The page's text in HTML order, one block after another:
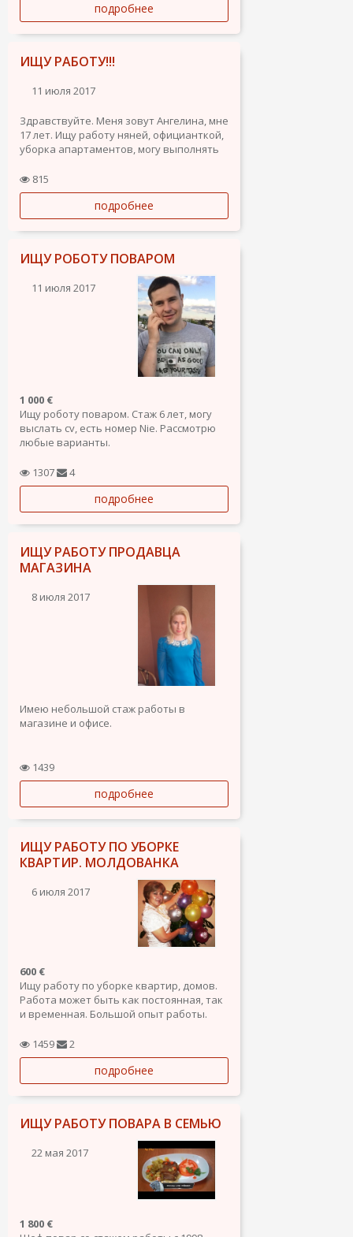
подробнее
ИЩУ РАБОТУ!!!
11 июля 2017
Здравствуйте. Меня зовут Ангелина, мне
17 лет. Ищу работу няней, официанткой,
уборка апартаментов, могу выполнять
русского(полный), испанский
(разговорный),английский(начальный),
латышский(разговорный). Если есть
предложения пишите или звоните...
815
подробнее
ИЩУ РОБОТУ ПОВАРОМ
11 июля 2017
1 000 €
Ищу роботу поваром. Стаж 6 лет, могу
выслать cv, есть номер Nie. Рассмотрю
любые варианты.
1307 4
подробнее
ИЩУ РАБОТУ ПРОДАВЦА
МАГАЗИНА
8 июля 2017
Имею небольшой стаж работы в
магазине и офисе.
1439
подробнее
ИЩУ РАБОТУ ПО УБОРКЕ
КВАРТИР. МОЛДОВАНКА
6 июля 2017
600 €
Ищу работу по уборке квартир, домов.
Работа может быть как постоянная, так
и временная. Большой опыт работы.
порядочная, чистоплотная. Очень
люблю детей, нахожу быстро контакт с
ними. Могу оставаться с детьми, когда
заняты их родители по...
1459 2
подробнее
ИЩУ РАБОТУ ПОВАРА В СЕМЬЮ
22 мая 2017
1 800 €